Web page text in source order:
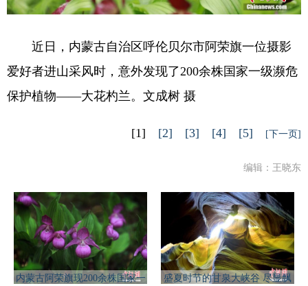
近日，内蒙古自治区呼伦贝尔市阿荣旗一位摄影
爱好者进山采风时，意外发现了200余株国家一级濒危
保护植物——大花杓兰。文成树 摄
[1] [2] [3] [4] [5] [下一页]
编辑：王晓东
内蒙古阿荣旗现200余株国家一 盛夏时节的甘泉大峡谷 尽显飘